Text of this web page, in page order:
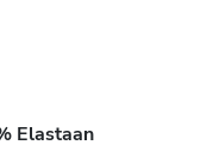
Elastaan